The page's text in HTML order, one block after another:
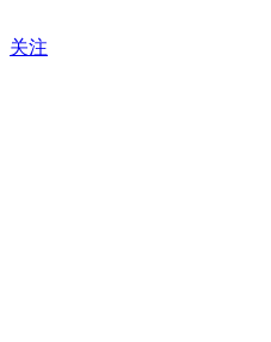
关注